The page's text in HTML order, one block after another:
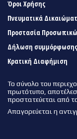
Όροι Χρήσης
Πνευματικά
Προστασία
Δήλωση συμμόρφωσης
Κρατική Διαφήμιση
Το σύνολο του
πρωτότυπο,
προστατεύεται από
Απαγορεύεται η